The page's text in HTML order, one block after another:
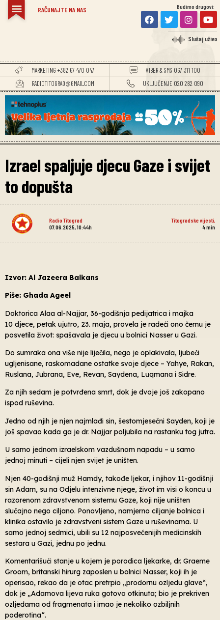
RAČUNAJTE NA NAS Budimo drugovi:
Slušaj uživo
MARKETING +382 67 470 047
VIBER & SMS 067 311 100
RADIOTITOGRAD@GMAIL.COM
UKLJUČENJE 020 282 090
Izrael spaljuje djecu Gaze i svijet
to dopušta
Radio Titograd Titogradske vijesti
07.06.2025, 10:44h
4min
Izvor: Al Jazeera Balkans
Piše: Ghada Ageel
Doktorica Alaa al-Najjar, 36-godišnja pedijatrica i majka
10 djece, petak ujutro, 23. maja, provela je radeći ono čemu je
posvetila život: spašavala je djecu u bolnici Nasser u Gazi.
Do sumraka ona više nije liječila, nego je oplakivala, ljubeći
ugljenisane, raskomadane ostatke svoje djece – Yahye, Rakan,
Ruslana, Jubrana, Eve, Revan, Saydena, Luqmana i Sidre.
Za njih sedam je potvrđena smrt, dok je dvoje još zakopano
ispod ruševina.
Jedno od njih je njen najmlađi sin, šestomjesečni Sayden, koji je
još spavao kada ga je dr. Najjar poljubila na rastanku tog jutra.
U samo jednom izraelskom vazdušnom napadu – u samo
jednoj minuti – cijeli njen svijet je uništen.
Njen 40-godišnji muž Hamdy, takođe ljekar, i njihov 11-godišnji
sin Adam, su na Odjelu intenzivne njege, život im visi o koncu u
razorenom zdravstvenom sistemu Gaze, koji nije uništen
slučajno nego ciljano. Ponovljeno, namjerno ciljanje bolnica i
klinika ostavilo je zdravstveni sistem Gaze u ruševinama. U
samo jednoj sedmici, ubili su 12 najposvećenijih medicinskih
sestara u Gazi, jednu po jednu.
Komentarišući stanje u kojem je porodica ljekarke, dr. Graeme
Groom, britanski hirurg zaposlen u bolnici Nasser, koji ih je
operisao, rekao da je otac pretrpio „prodornu ozljedu glave“,
dok je „Adamova lijeva ruka gotovo otkinuta; bio je prekriven
ozljedama od fragmenata i imao je nekoliko ozbiljnih
poderotina“.